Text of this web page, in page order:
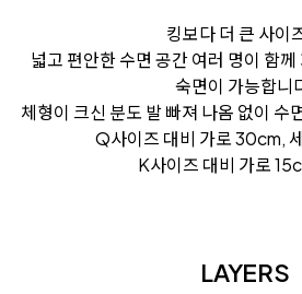
킹보다 더 큰 사이
넓고 편안한 수면 공간 여러 명이 함께
숙면이 가능합니
체형이 크신 분도 발 빠져 나옴 없이 수
Q사이즈 대비 가로 30cm,
K사이즈 대비 가로
LAYERS